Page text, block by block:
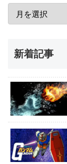
新着記事